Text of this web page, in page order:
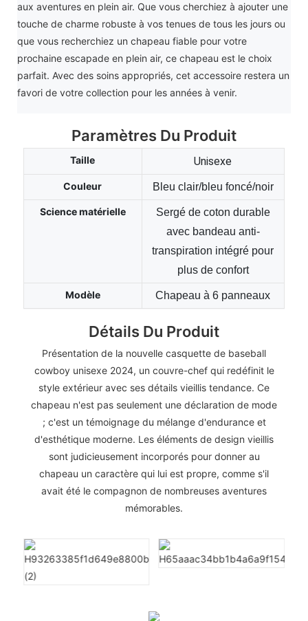
aux aventures en plein air. Que vous cherchiez à ajouter une
touche de charme robuste à vos tenues de tous les jours ou
que vous recherchiez un chapeau fiable pour votre
prochaine escapade en plein air, ce chapeau est le choix
parfait. Avec des soins appropriés, cet accessoire restera un
favori de votre collection pour les années à venir.
Paramètres Du Produit
Taille Unisexe
Couleur Bleu clair/bleu foncé/noir
Science matérielle
Sergé de coton durable
avec bandeau anti-
transpiration intégré pour
plus de confort
Modèle Chapeau à 6 panneaux
Détails Du Produit
Présentation de la nouvelle casquette de baseball
cowboy unisexe 2024, un couvre-chef qui redéfinit le
style extérieur avec ses détails vieillis tendance. Ce
chapeau n'est pas seulement une déclaration de mode
; c'est un témoignage du mélange d'endurance et
d'esthétique moderne. Les éléments de design vieillis
sont judicieusement incorporés pour donner au
chapeau un caractère qui lui est propre, comme s'il
avait été le compagnon de nombreuses aventures
mémorables.